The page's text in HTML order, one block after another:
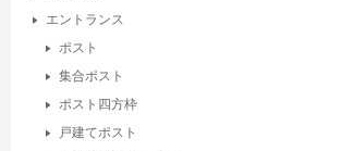
エントランス
ポスト
集合ポスト
ポスト四方枠
戸建てポスト